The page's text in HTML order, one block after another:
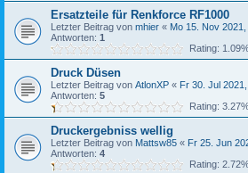
Ersatzteile für Renkforce RF1000
Letzter Beitrag von mhier « Mo 15. Nov 2021,
Antworten: 1
Rating:
Druck Düsen
Letzter Beitrag von AtlonXP « Fr 30. Jul
Antworten: 5
Rating:
Druckergebniss wellig
Letzter Beitrag von Mattsw85 « Fr 25. Jun
Antworten: 4
Rating: